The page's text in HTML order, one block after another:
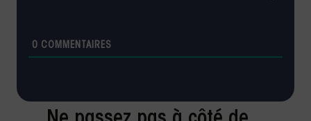
0 COMMENTAIRES